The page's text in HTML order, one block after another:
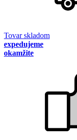
Tovar skladom
expedujeme
okamžite